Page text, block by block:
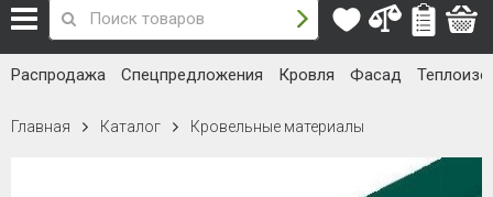
Распродажа Спецпредложения Кровля Фасад
Главная Каталог Кровельные материалы